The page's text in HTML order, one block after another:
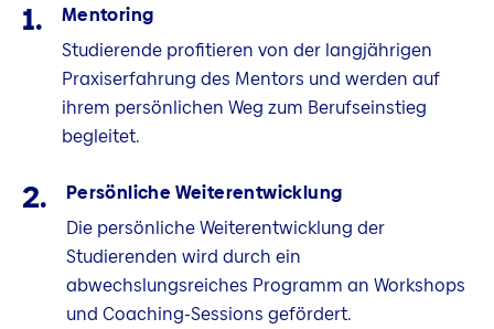
Mentoring
Studierende profitieren von der langjährigen
Praxiserfahrung des Mentors und werden auf
ihrem persönlichen Weg zum Berufseinstieg
begleitet.
Persönliche Weiterentwicklung
Die persönliche Weiterentwicklung der
Studierenden wird durch ein
abwechslungsreiches Programm an Workshops
und Coaching-Sessions gefördert.